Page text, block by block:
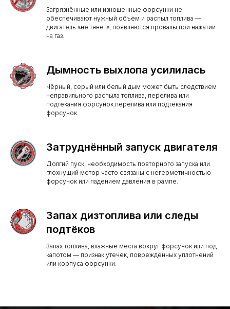
Загрязнённые или изношенные форсунки не
обеспечивают нужный объём и распыл топлива —
двигатель «не тянет», появляются провалы при нажатии
на газ.
Дымность выхлопа усилилась
Чёрный, серый или белый дым может быть следствием
неправильного распыла топлива, перелива или
подтекания форсунок.перелива или подтекания
форсунок.
Затруднённый запуск двигателя
Долгий пуск, необходимость повторного запуска или
глохнущий мотор часто связаны с негерметичностью
форсунок или падением давления в рампе.
Запах дизтоплива или следы
подтёков
Запах топлива, влажные места вокруг форсунок или под
капотом — признак утечек, повреждённых уплотнений
или корпуса форсунки.